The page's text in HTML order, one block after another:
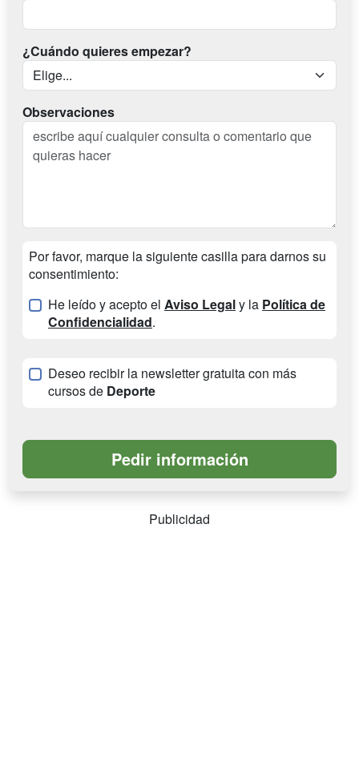
¿Cuándo quieres empezar?
Observaciones
Por favor, marque la siguiente casilla para darnos su
consentimiento:
He leído y acepto el Aviso Legaly la Política de
Confidencialidad.
Deseo recibir la newsletter gratuita con más
cursos de Deporte
Publicidad